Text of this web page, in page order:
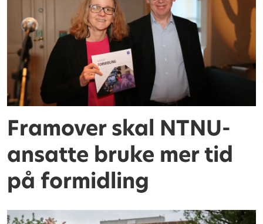
Framover skal NTNU-
ansatte bruke mer tid
på formidling